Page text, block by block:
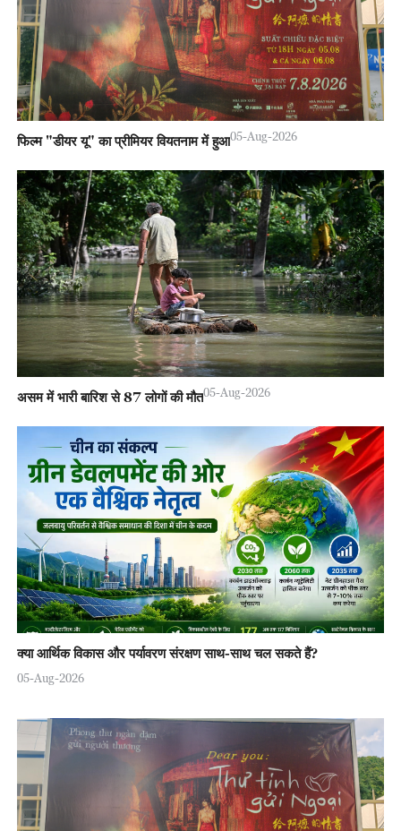
फिल्म "डीयर यू" का प्रीमियर वियतनाम में हुआ05-Aug-2026
असम में भारी बारिश से 87 लोगों की मौत05-Aug-2026
क्या आर्थिक विकास और पर्यावरण संरक्षण साथ-साथ चल सकते हैं?
05-Aug-2026